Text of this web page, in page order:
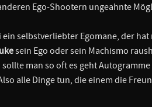
Ego-Shootern ungeahnte
selbstverliebter Egomane, der
sein Ego oder sein Machismo
man so oft es geht
alle Dinge tun, die einem die